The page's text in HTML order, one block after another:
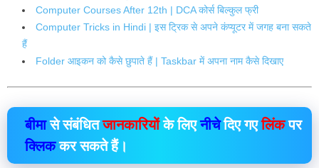
Computer Courses After 12th | DCA कोर्स बिल्कुल फ्री
Computer Tricks in Hindi | इस ट्रिक से अपने कंप्यूटर में जगह बना सकते
हैं
Folder आइकन को कैसे छुपाते हैं | Taskbar में अपना नाम कैसे दिखाए
बीमासे संबंधितजानकारियोंके लिएनीचेदिए गएलिंकपर
क्लिककर सकते हैं।